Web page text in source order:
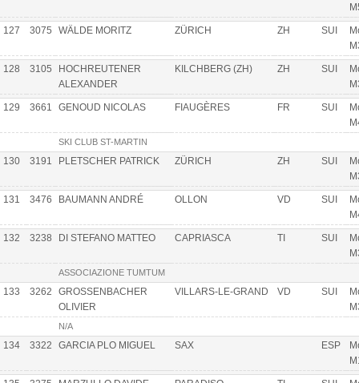
127 3075 WÄLDE MORITZ ZÜRICH ZH SUI
128 3105
HOCHREUTENER
ALEXANDER
KILCHBERG (ZH) ZH SUI
129 3661 GENOUD NICOLAS FIAUGÈRES FR SUI
SKI CLUB ST-MARTIN
130 3191 PLETSCHER PATRICK ZÜRICH ZH SUI
131 3476 BAUMANN ANDRÉ OLLON VD SUI
132 3238 DI STEFANO MATTEO CAPRIASCA TI SUI
ASSOCIAZIONE TUMTUM
133 3262
GROSSENBACHER
OLIVIER
VILLARS-LE-GRAND VD SUI
N/A
134 3322 GARCIA PLO MIGUEL SAX ESP